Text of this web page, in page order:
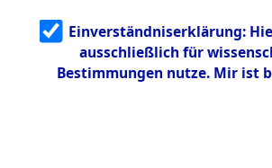
g
5.3.3
Todesmärsch
Einverständniserklärung:
ausschließlich für
Bestimmungen nutze. Mir ist